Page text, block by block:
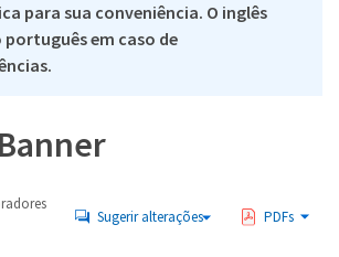
para sua conveniência. O inglês
português em caso de
Sugerir alterações PDFs